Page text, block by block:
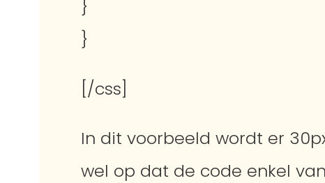
}
}
[/css]
In dit voorbeeld wordt er
wel op dat de code enkel